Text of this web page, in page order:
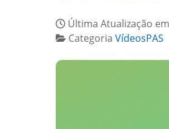
Última Atualização em
Categoria VídeosPAS